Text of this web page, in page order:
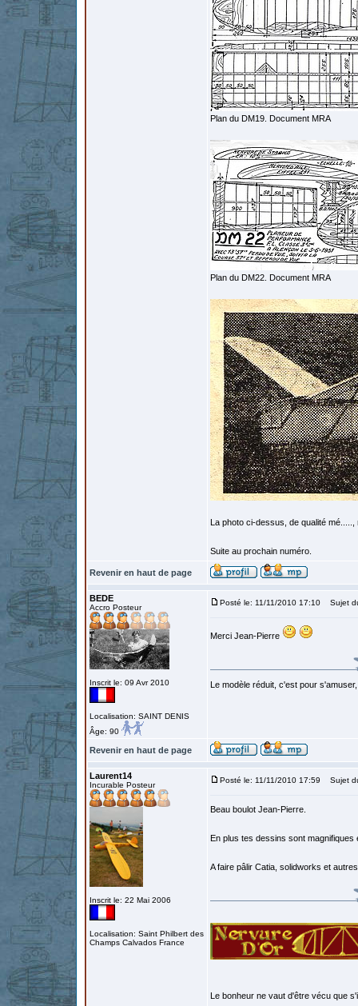
Plan du DM19. Document MRA
Plan du DM22. Document MRA
La photo ci-dessus, de qualité
Suite au prochain numéro.
Revenir en haut de page
BEDE
Accro Posteur
Inscrit le: 09 Avr 2010
Localisation: SAINT DENIS
Âge: 90
Posté le: 11/11/2010 17:10 Sujet
Merci Jean-Pierre
Le modèle réduit, c'est pour
Revenir en haut de page
Laurent14
Incurable Posteur
Inscrit le: 22 Mai 2006
Localisation: Saint Philbert des
Champs Calvados France
Posté le: 11/11/2010 17:59 Sujet
Beau boulot Jean-Pierre.
En plus tes dessins sont magnifiques
A faire pâlir Catia, solidworks et
Le bonheur ne vaut d'être vécu que